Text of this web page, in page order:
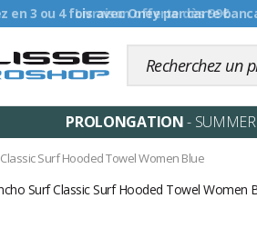
Livraison offerte dès 99€
PROLONGATION-
Classic Surf Hooded Towel Women Blue